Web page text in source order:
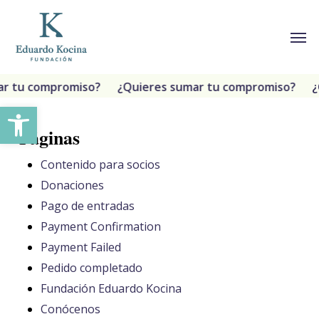
Abrir barra de herramientas
contenido
tu compromiso? ¿Quieres sumar tu compromiso?
Páginas
Contenido para socios
Donaciones
Pago de entradas
Payment Confirmation
Payment Failed
Pedido completado
Fundación Eduardo Kocina
Conócenos